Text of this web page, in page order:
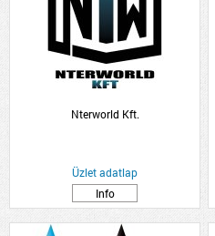
Nterworld Kft.
Üzlet adatlap
Info